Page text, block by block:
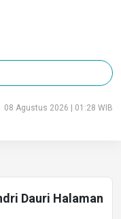
08 Agustus 2026 | 01:28 WIB
Dauri Halaman